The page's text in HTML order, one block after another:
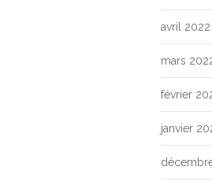
avril 2022
mars
février
janvier